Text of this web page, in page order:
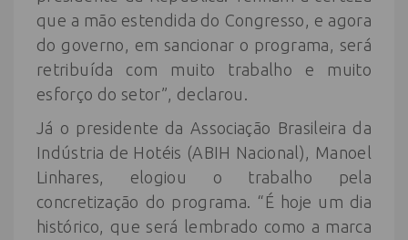
que a mão estendida do Congresso, e agora
do governo, em sancionar o programa, será
retribuída com muito trabalho e muito
esforço do setor”, declarou.
Já o presidente da Associação Brasileira da
Indústria de Hotéis (ABIH Nacional), Manoel
Linhares, elogiou o trabalho pela
concretização do programa. “É hoje um dia
histórico, que será lembrado como a marca